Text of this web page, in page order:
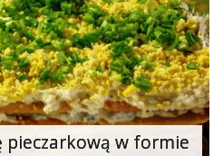
pieczarkową w formie